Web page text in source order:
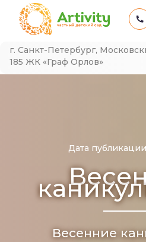
Skipг. Санкт-Петербург,
185 ЖК «Граф Орлов»
Частный детский сад в
Artivity
Дата
Весенние